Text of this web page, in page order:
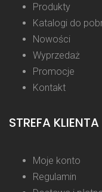
Produkty
Katalogi do
Nowości
Wyprzedaż
Promocje
Kontakt
STREFA KLIENTA
Moje konto
Regulamin